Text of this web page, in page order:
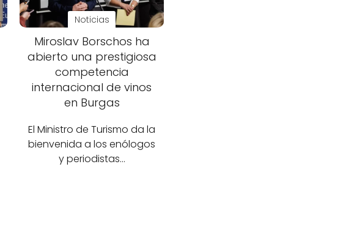
Noticias
Miroslav Borschos ha
abierto una prestigiosa
competencia
internacional de vinos
en Burgas
El Ministro de Turismo da la
bienvenida a los enólogos
y periodistas…